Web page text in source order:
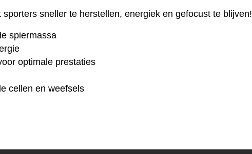
sneller te herstellen, energiek en gefocust te blijven!
spiermassa
optimale prestaties
cellen en weefsels